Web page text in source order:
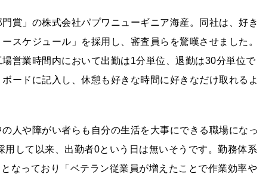
賞」の株式会社パプワニューギニア海産。同社は、好き
スケジュール」を採用し、審査員らを驚嘆させました。
営業時間内において出勤は1分単位、退勤は30分単位で
ードに記入し、休憩も好きな時間に好きなだけ取れるよ
人や障がい者らも自分の生活を大事にできる職場になっ
して以来、出勤者0という日は無いそうです。勤務体系
なっており「ベテラン従業員が増えたことで作業効率や